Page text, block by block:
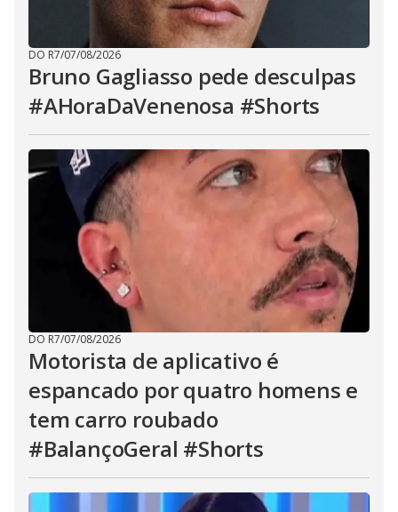
DO R7/07/08/2026
Bruno Gagliasso pede desculpas
#AHoraDaVenenosa #Shorts
DO R7/07/08/2026
Motorista de aplicativo é
espancado por quatro homens e
tem carro roubado
#BalançoGeral #Shorts